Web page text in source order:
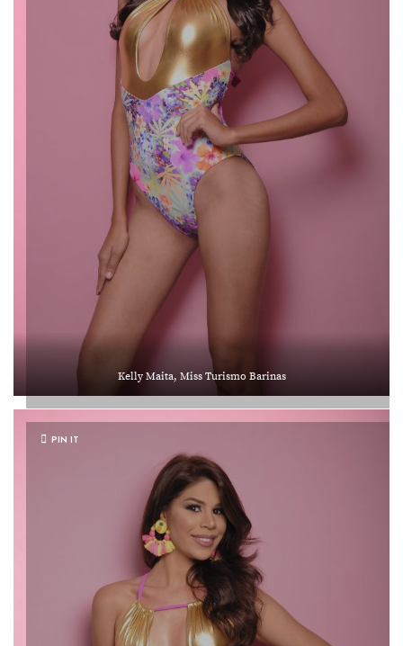
Kelly Maita, Miss Turismo Barinas
PIN IT